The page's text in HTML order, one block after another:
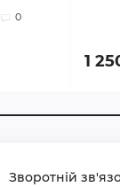
0
1
Зворотній